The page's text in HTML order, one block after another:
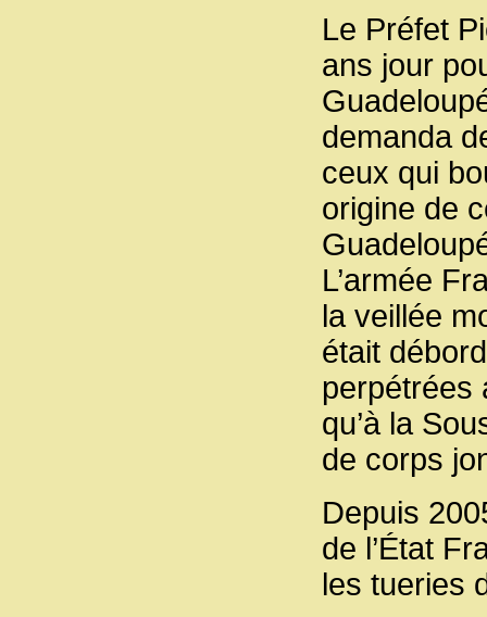
Le Préfet
ans jour
demanda
ceux qui
origine de
L’armée
la veillée
était
perpétrées
qu’à la
de corps
Depuis
de l’État
les tueries